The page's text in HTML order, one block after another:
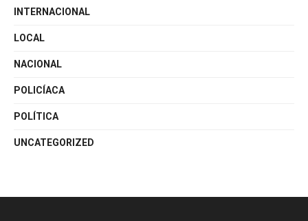
INTERNACIONAL
LOCAL
NACIONAL
POLICÍACA
POLÍTICA
UNCATEGORIZED